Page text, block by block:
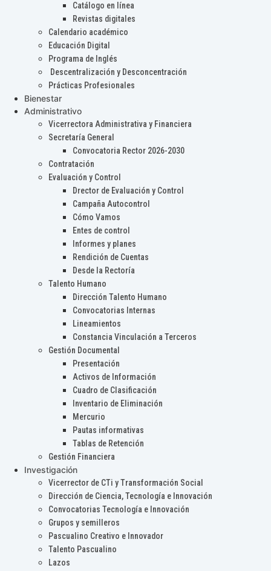
Catálogo en línea
Revistas digitales
Calendario académico
Educación Digital
Programa de Inglés
Descentralización y Desconcentración
Prácticas Profesionales
Bienestar
Administrativo
Vicerrectora Administrativa y Financiera
Secretaría General
Convocatoria Rector 2026-2030
Contratación
Evaluación y Control
Drector de Evaluación y Control
Campaña Autocontrol
Cómo Vamos
Entes de control
Informes y planes
Rendición de Cuentas
Desde la Rectoría
Talento Humano
Dirección Talento Humano
Convocatorias Internas
Lineamientos
Constancia Vinculación a Terceros
Gestión Documental
Presentación
Activos de Información
Cuadro de Clasificación
Inventario de Eliminación
Mercurio
Pautas informativas
Tablas de Retención
Gestión Financiera
Investigación
Vicerrector de CTi y Transformación Social
Dirección de Ciencia, Tecnología e Innovación
Convocatorias Tecnología e Innovación
Grupos y semilleros
Pascualino Creativo e Innovador
Talento Pascualino
Lazos